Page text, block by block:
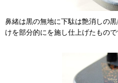
鼻緒は黒の無地に下駄は艶消しの
けを部分的にを施し仕上げたもので